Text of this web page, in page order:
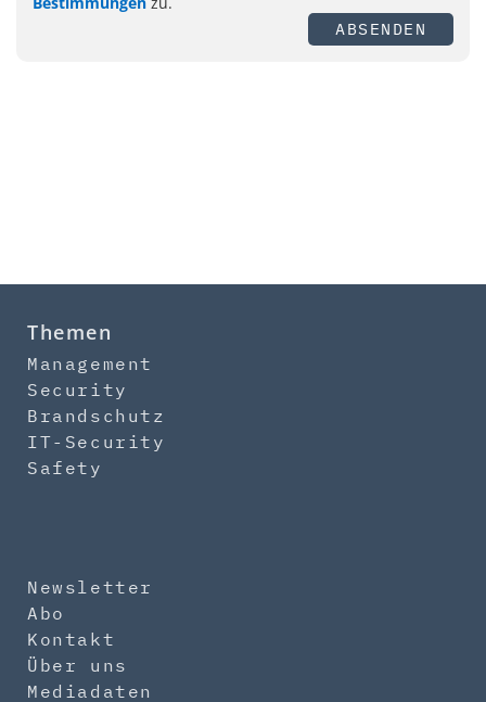
ABSENDEN
Themen
Management
Security
Brandschutz
IT-Security
Safety
Newsletter
Abo
Kontakt
Über uns
Mediadaten